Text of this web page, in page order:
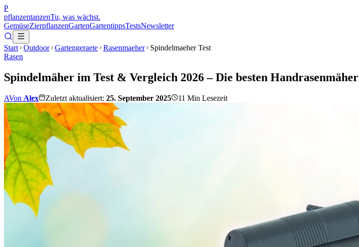
P
pflanzentanzenTu, was wächst.
GemüseZierpflanzenGartenGartentippsTestsNewsletter
Start Outdoor Gartengeraete Rasenmaeher
Spindelmaeher Test
Rasen
Spindelmäher im Test & Vergleich 2026 – Die besten Handrasenmäher
AVon Alex Zuletzt aktualisiert: 25. September 2025 11 Min Lesezeit